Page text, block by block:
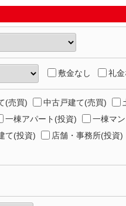
敷金なし 礼金
(売買) 中古戸建て(売買)
一棟アパート(投資)
一棟マ
て(投資) 店舗・事務所(投資)